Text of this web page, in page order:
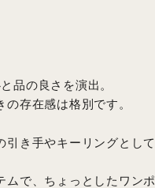
品の良さを演出。
存在感は格別です。
引き手やキーリングとして
ムで、ちょっとしたワンポ